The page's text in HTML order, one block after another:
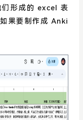
形成的 excel 表
果要制作成 Anki